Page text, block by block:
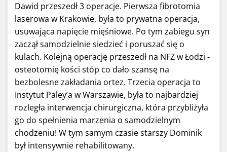
Dawid przeszedł 3 operacje. Pierwsza fibrotomia
laserowa w Krakowie, była to prywatna operacja,
usuwająca napięcie mięśniowe. Po tym zabiegu syn
zaczął samodzielnie siedzieć i poruszać się o
kulach. Kolejną operację przeszedł na NFZ w Łodzi -
osteotomię kości stóp co dało szansę na
bezbolesne zakładania ortez. Trzecia operacja to
Instytut Paley’a w Warszawie, była to najbardziej
rozległa interwencja chirurgiczna, która przybliżyła
go do spełnienia marzenia o samodzielnym
chodzeniu! W tym samym czasie starszy Dominik
był intensywnie rehabilitowany.